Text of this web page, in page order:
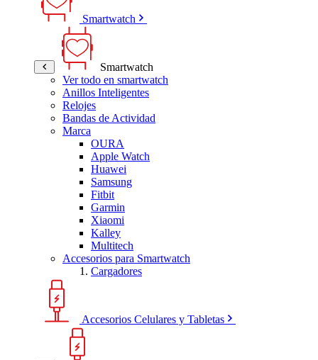
Smartwatch
Smartwatch
Ver todo en smartwatch
Anillos Inteligentes
Relojes
Bandas de Actividad
Marca
OURA
Apple Watch
Huawei
Samsung
Fitbit
Garmin
Xiaomi
Kalley
Multitech
Accesorios para Smartwatch
Cargadores
Accesorios Celulares y Tabletas